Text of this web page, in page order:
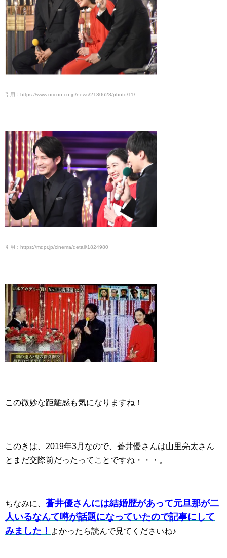
引用：https://www.oricon.co.jp/news/2130628/photo/11/
引用：https://mdpr.jp/cinema/detail/1824980
この微妙な距離感も気になりますね！
このきは、2019年3月なので、蒼井優さんは山里亮太さん
とまだ交際前だったってことですね・・・。
ちなみに、 蒼井優さんには結婚歴があって元旦那が二
人いるなんて噂が話題になっていたので記事にして
みました！ よかったら読んで見てくださいね♪